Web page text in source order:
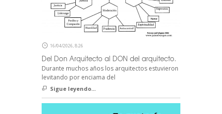
16/04/2026, 8:26
Del Don Arquitecto al DON del arquitecto.
Durante muchos años los arquitectos estuvieron
levitando por enciama del
Sigue leyendo...